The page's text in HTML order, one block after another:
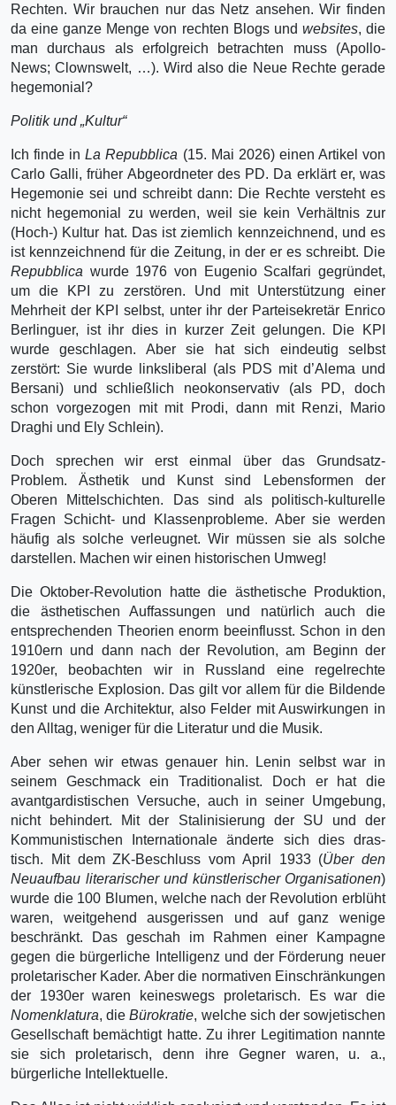
Rechten. Wir brauchen nur das Netz ansehen. Wir finden
da eine ganze Menge von rechten Blogs und websites, die
man durchaus als erfolgreich betrachten muss (Apollo-
News; Clownswelt, …). Wird also die Neue Rechte gerade
hegemonial?
Politik und „Kultur“
Ich finde inLa Repubblica (15. Mai 2026) einen Artikel von
Carlo Galli, früher Abgeordneter des PD. Da erklärt er, was
Hegemonie sei und schreibt dann: Die Rechte versteht es
nicht hege­monial zu werden, weil sie kein Verhältnis zur
(Hoch-) Kultur hat. Das ist ziemlich kennzeich­nend, und es
ist kennzeichnend für die Zeitung, in der er es schreibt. Die
Repubblica wurde 1976 von Eugenio Scalfari gegründet,
um die KPI zu zerstören. Und mit Unterstützung einer
Mehrheit der KPI selbst, unter ihr der Parteisekretär Enrico
Berlinguer, ist ihr dies in kurzer Zeit gelungen. Die KPI
wurde geschlagen. Aber sie hat sich eindeutig selbst
zerstört: Sie wurde linksliberal (als PDS mit d’Alema und
Bersani) und schließlich neokonservativ (als PD, doch
schon vorgezogen mit mit Prodi, dann mit Renzi, Mario
Draghi und Ely Schlein).
Doch sprechen wir erst einmal über das Grundsatz-
Problem. Ästhetik und Kunst sind Lebensfor­men der
Oberen Mittelschichten. Das sind als politisch-kulturelle
Fragen Schicht- und Klassen­probleme. Aber sie werden
häufig als solche verleugnet. Wir müssen sie als solche
darstellen. Machen wir einen historischen Umweg!
Die Oktober-Revolution hatte die ästhetische Produktion,
die ästhetischen Auffassungen und natürlich auch die
entsprechenden Theorien enorm beeinflusst. Schon in den
1910ern und dann nach der Revolution, am Beginn der
1920er, beobachten wir in Russland eine regelrechte
künstlerische Explosion. Das gilt vor allem für die Bildende
Kunst und die Architektur, also Felder mit Auswirkungen in
den Alltag, weniger für die Literatur und die Musik.
Aber sehen wir etwas genauer hin. Lenin selbst war in
seinem Geschmack ein Traditionalist. Doch er hat die
avantgardistischen Versuche, auch in seiner Umgebung,
nicht behindert. Mit der Stalinisierung der SU und der
Kommunistischen Internationale änderte sich dies dras­
tisch. Mit dem ZK-Beschluss vom April 1933 (Über den
Neuaufbau literarischer und künstleri­scher Organisationen)
wurde die 100 Blumen, welche nach der Revolution erblüht
waren, weit­gehend ausgerissen und auf ganz wenige
beschränkt. Das geschah im Rahmen einer Kampagne
gegen die bürgerliche Intelligenz und der Förderung neuer
proletarischer Kader. Aber die norma­tiven Einschränkungen
der 1930er waren keineswegs proletarisch. Es war die
Nomenklatura, dieBürokratie, welche sich der sowjetischen
Gesellschaft bemächtigt hatte. Zu ihrer Legitimation nannte
sie sich proletarisch, denn ihre Gegner waren, u. a.,
bürgerliche Intellektuelle.